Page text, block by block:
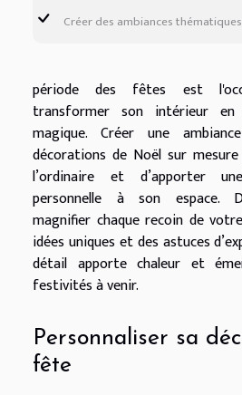
Créer des ambiances
période des fêtes est
transformer son intérieur
magique. Créer une
décorations de Noël sur
l’ordinaire et d’apporter
personnelle à son espace.
magnifier chaque recoin de
idées uniques et des astuces
détail apporte chaleur et
festivités à venir.
Personnaliser sa
fête